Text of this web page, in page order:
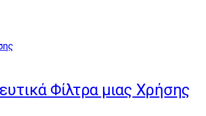
Φίλτρα μιας Χρήσης